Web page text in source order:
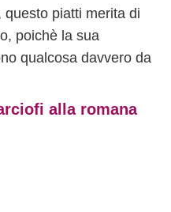
piatti merita di
poichè la sua
qualcosa davvero da
alla romana